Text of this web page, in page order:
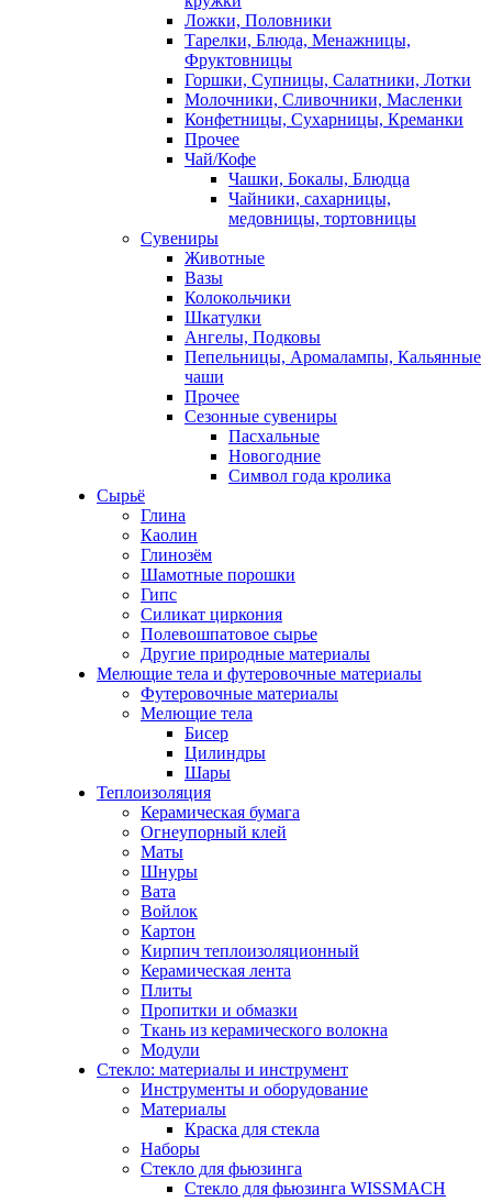
Ложки, Половники
Тарелки, Блюда, Менажницы,
Фруктовницы
Горшки, Супницы, Салатники, Лотки
Молочники, Сливочники, Масленки
Конфетницы, Сухарницы, Креманки
Прочее
Чай/Кофе
Чашки, Бокалы, Блюдца
Чайники, сахарницы,
медовницы, тортовницы
Сувениры
Животные
Вазы
Колокольчики
Шкатулки
Ангелы, Подковы
Пепельницы, Аромалампы, Кальянные
чаши
Прочее
Сезонные сувениры
Пасхальные
Новогодние
Символ года кролика
Сырьё
Глина
Каолин
Глинозём
Шамотные порошки
Гипс
Силикат циркония
Полевошпатовое сырье
Другие природные материалы
Мелющие тела и футеровочные материалы
Футеровочные материалы
Мелющие тела
Бисер
Цилиндры
Шары
Теплоизоляция
Керамическая бумага
Огнеупорный клей
Маты
Шнуры
Вата
Войлок
Картон
Кирпич теплоизоляционный
Керамическая лента
Плиты
Пропитки и обмазки
Ткань из керамического волокна
Модули
Стекло: материалы и инструмент
Инструменты и оборудование
Материалы
Краска для стекла
Наборы
Стекло для фьюзинга
Стекло для фьюзинга WISSMACH